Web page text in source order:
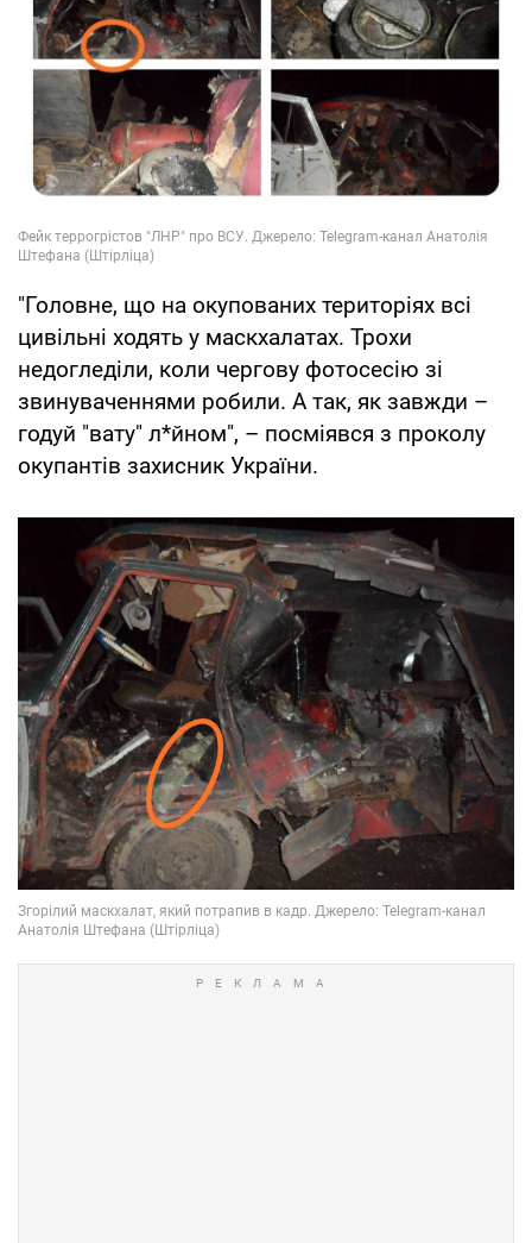
"Головне, що на окупованих територіях всі
цивільні ходять у маскхалатах. Трохи
недогледіли, коли чергову фотосесію зі
звинуваченнями робили. А так, як завжди –
годуй "вату" л*йном", – посміявся з проколу
окупантів захисник України.